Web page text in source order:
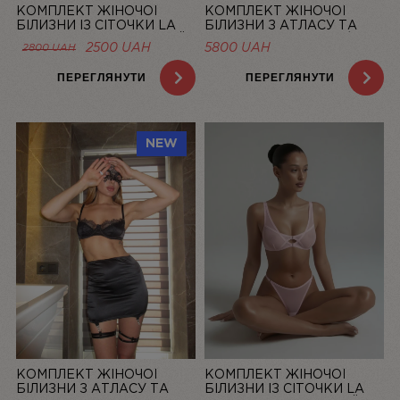
КОМПЛЕКТ ЖІНОЧОЇ
БІЛИЗНИ ІЗ СІТОЧКИ LA
DOLCE VITA ЛОСОСЕВИЙ |
LINIYA
2800UAH
ОРИГІНАЛЬНА
2800 UAH.
2500 UAHПОТОЧНА
ЦІНА:
2500 UAH.
ПЕРЕГЛЯНУТИ
КОМПЛЕКТ ЖІНОЧОЇ
БІЛИЗНИ З АТЛАСУ ТА
МЕРЕЖИВА “LA ROSÉE” ЗІ
СПІДНИЦЕЮ — LINIYA
5800 UAH
ПЕРЕГЛЯНУТИ
NEW
КОМПЛЕКТ ЖІНОЧОЇ
БІЛИЗНИ З АТЛАСУ ТА
КОМПЛЕКТ ЖІНОЧОЇ
БІЛИЗНИ ІЗ СІТОЧКИ LA